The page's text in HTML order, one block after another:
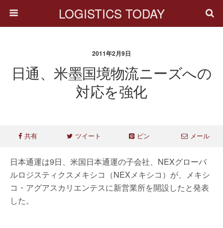
LOGISTICS TODAY
2011年2月9日
日通、米墨国境物流ニーズへの
対応を強化
共有 ツイート ピン メール
日本通運は9日、米国日本通運の子会社、NEXグローバ
ルロジスティクスメキシコ（NEXメキシコ）が、メキシ
コ・アグアスカリエンテスに新営業所を開設したと発表
した。